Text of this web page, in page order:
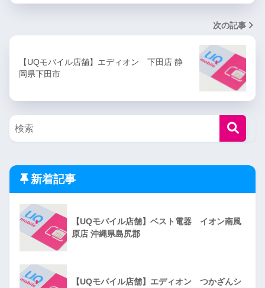
次の記事
【UQモバイル店舗】エディオン 下田店 静
岡県下田市
新着記事
【UQモバイル店舗】ベスト電器 イオン南風
原店 沖縄県島尻郡
【UQモバイル店舗】エディオン つかざんシ